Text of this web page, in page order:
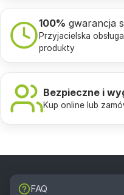
100% gwarancja
Przyjacielska
produkty
Bezpieczne i
Kup online lub
FAQ